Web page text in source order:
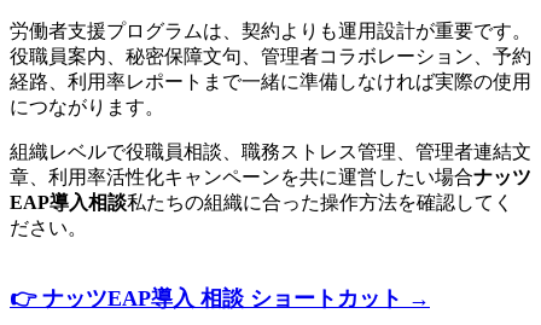
労働者支援プログラムは、契約よりも運用設計が重要です。
役職員案内、秘密保障文句、管理者コラボレーション、予約
経路、利用率レポートまで一緒に準備しなければ実際の使用
につながります。
組織レベルで役職員相談、職務ストレス管理、管理者連結文
章、利用率活性化キャンペーンを共に運営したい場合ナッツ
EAP導入相談私たちの組織に合った操作方法を確認してく
ださい。
👉 ナッツEAP導入 相談 ショートカット →